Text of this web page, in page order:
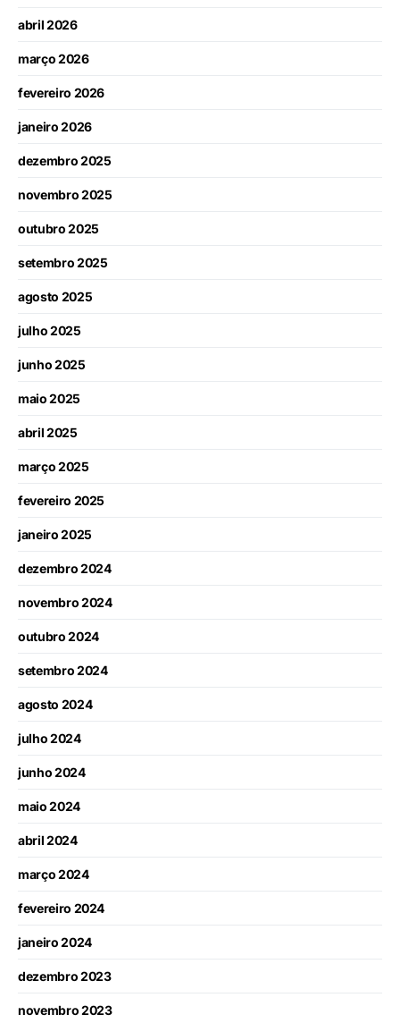
abril 2026
março 2026
fevereiro 2026
janeiro 2026
dezembro 2025
novembro 2025
outubro 2025
setembro 2025
agosto 2025
julho 2025
junho 2025
maio 2025
abril 2025
março 2025
fevereiro 2025
janeiro 2025
dezembro 2024
novembro 2024
outubro 2024
setembro 2024
agosto 2024
julho 2024
junho 2024
maio 2024
abril 2024
março 2024
fevereiro 2024
janeiro 2024
dezembro 2023
novembro 2023